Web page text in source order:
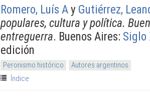
Romero, Luís Ay Gutiérrez,
populares, cultura y política.
entreguerra. Buenos Aires: Siglo
edición
Peronismo histórico
Autores argentinos
Índice